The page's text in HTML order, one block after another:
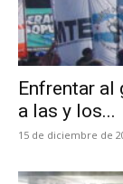
Enfrentar
a las y los...
15 de diciembre de